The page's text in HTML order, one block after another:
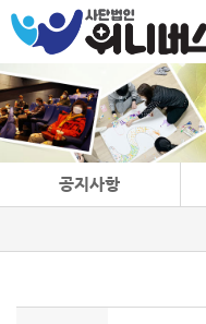
공지사항